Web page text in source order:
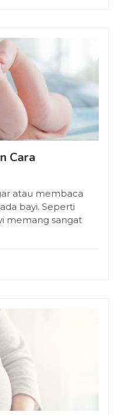
Cara
atau membaca
bayi. Seperti
memang sangat